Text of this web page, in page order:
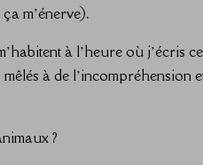
m’énerve).
à l’heure où j’écris
à de l’incompréhension
?